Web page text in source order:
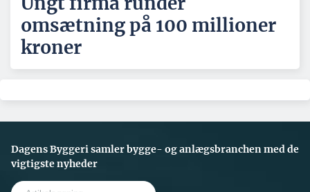
omsætning på 100 millioner
kroner
Dagens Byggeri samler bygge- og anlægsbranchen med de
vigtigste nyheder